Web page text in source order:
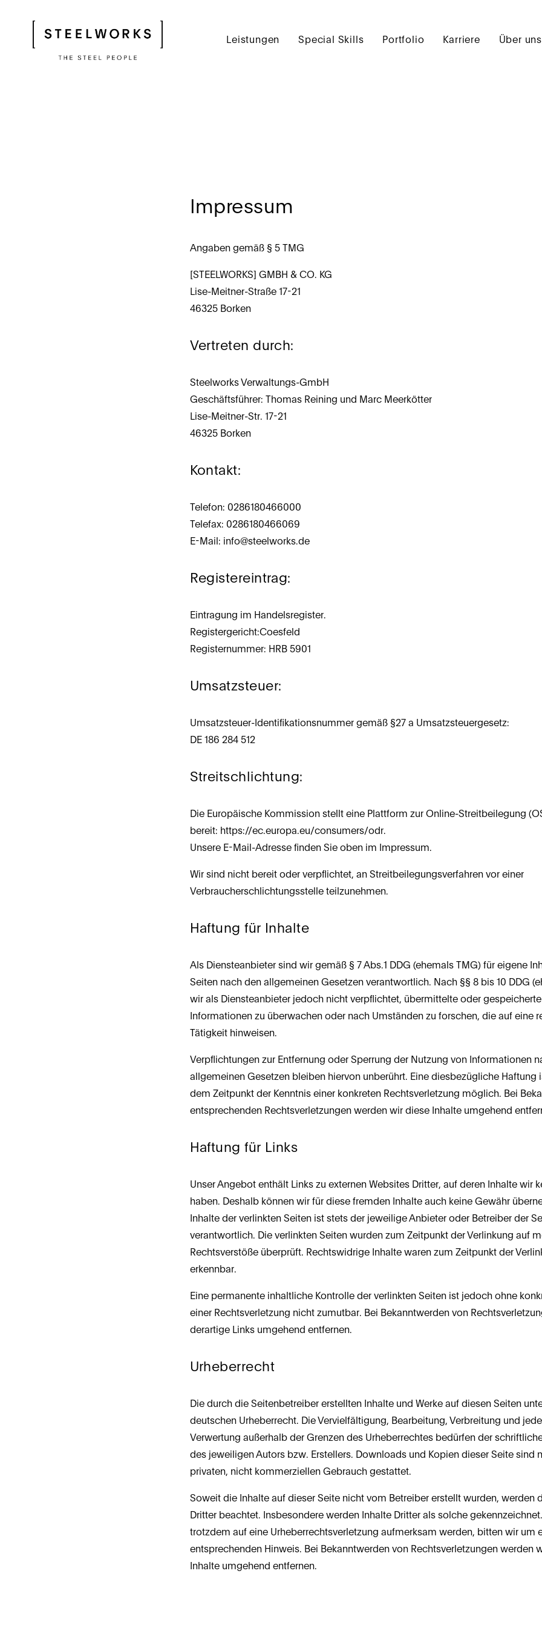
Leistungen Special Skills Portfolio Karriere Über uns
Impressum
Angaben gemäß § 5 TMG
[STEELWORKS] GMBH & CO. KG
Lise-Meitner-Straße 17-21
46325 Borken
Vertreten durch:
Steelworks Verwaltungs-GmbH
Geschäftsführer: Thomas Reining und Marc Meerkötter
Lise-Meitner-Str. 17-21
46325 Borken
Kontakt:
Telefon: 0286180466000
Telefax: 0286180466069
E-Mail: info@steelworks.de
Registereintrag:
Eintragung im Handelsregister.
Registergericht:Coesfeld
Registernummer: HRB 5901
Umsatzsteuer:
Umsatzsteuer-Identifikationsnummer gemäß §27 a Umsatzsteuergesetz:
DE 186 284 512
Streitschlichtung:
Die Europäische Kommission stellt eine Plattform zur Online-Streitbeilegung
bereit: https://ec.europa.eu/consumers/odr.
Unsere E-Mail-Adresse finden Sie oben im Impressum.
Wir sind nicht bereit oder verpflichtet, an Streitbeilegungsverfahren vor einer
Verbraucherschlichtungsstelle teilzunehmen.
Haftung für Inhalte
Als Diensteanbieter sind wir gemäß § 7 Abs.1 DDG (ehemals TMG) für eigene
Seiten nach den allgemeinen Gesetzen verantwortlich. Nach §§ 8 bis 10 DDG
wir als Diensteanbieter jedoch nicht verpflichtet, übermittelte oder
Informationen zu überwachen oder nach Umständen zu forschen, die auf eine
Tätigkeit hinweisen.
Verpflichtungen zur Entfernung oder Sperrung der Nutzung von Informationen
allgemeinen Gesetzen bleiben hiervon unberührt. Eine diesbezügliche Haftung
dem Zeitpunkt der Kenntnis einer konkreten Rechtsverletzung möglich. Bei
entsprechenden Rechtsverletzungen werden wir diese Inhalte umgehend
Haftung für Links
Unser Angebot enthält Links zu externen Websites Dritter, auf deren Inhalte wir
haben. Deshalb können wir für diese fremden Inhalte auch keine Gewähr
Inhalte der verlinkten Seiten ist stets der jeweilige Anbieter oder Betreiber der
verantwortlich. Die verlinkten Seiten wurden zum Zeitpunkt der Verlinkung auf
Rechtsverstöße überprüft. Rechtswidrige Inhalte waren zum Zeitpunkt der
erkennbar.
Eine permanente inhaltliche Kontrolle der verlinkten Seiten ist jedoch ohne
einer Rechtsverletzung nicht zumutbar. Bei Bekanntwerden von
derartige Links umgehend entfernen.
Urheberrecht
Die durch die Seitenbetreiber erstellten Inhalte und Werke auf diesen Seiten
deutschen Urheberrecht. Die Vervielfältigung, Bearbeitung, Verbreitung und
Verwertung außerhalb der Grenzen des Urheberrechtes bedürfen der
des jeweiligen Autors bzw. Erstellers. Downloads und Kopien dieser Seite sind
privaten, nicht kommerziellen Gebrauch gestattet.
Soweit die Inhalte auf dieser Seite nicht vom Betreiber erstellt wurden, werden
Dritter beachtet. Insbesondere werden Inhalte Dritter als solche
trotzdem auf eine Urheberrechtsverletzung aufmerksam werden, bitten wir um
entsprechenden Hinweis. Bei Bekanntwerden von Rechtsverletzungen werden
Inhalte umgehend entfernen.